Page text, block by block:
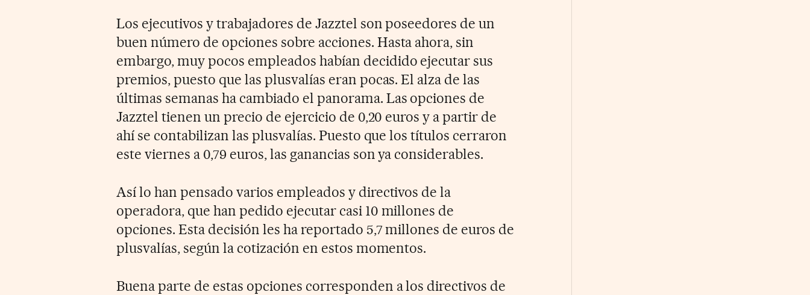
Los ejecutivos y trabajadores de Jazztel son poseedores de un
buen número de opciones sobre acciones. Hasta ahora, sin
embargo, muy pocos empleados habían decidido ejecutar sus
premios, puesto que las plusvalías eran pocas. El alza de las
últimas semanas ha cambiado el panorama. Las opciones de
Jazztel tienen un precio de ejercicio de 0,20 euros y a partir de
ahí se contabilizan las plusvalías. Puesto que los títulos cerraron
este viernes a 0,79 euros, las ganancias son ya considerables.
Así lo han pensado varios empleados y directivos de la
operadora, que han pedido ejecutar casi 10 millones de
opciones. Esta decisión les ha reportado 5,7 millones de euros de
plusvalías, según la cotización en estos momentos.
Buena parte de estas opciones corresponden a los directivos de